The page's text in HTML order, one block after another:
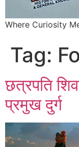
Where Curiosity
Tag:
छत्रपति
प्रमुख दुर्ग